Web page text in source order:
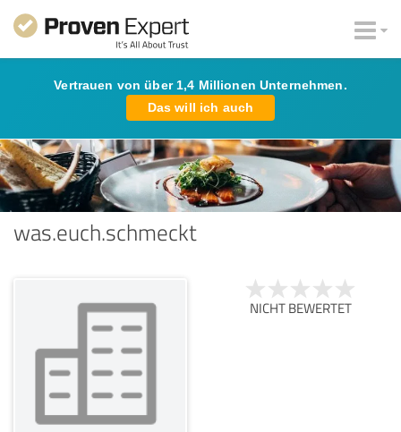
Vertrauen von über 1,4 Millionen Unternehmen.
Das will ich auch
was.euch.schmeckt
NICHT BEWERTET